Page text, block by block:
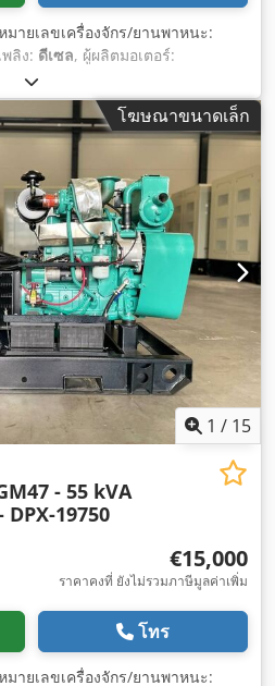
มายเลขเครื่องจักร/ยานพาหนะ:
ลิง: ดีเซล, ผู้ผลิตมอเตอร์:
โฆษณาขนาดเล็ก
1 / 15
- 55 kVA
19750
€15,000
ราคาคงที่ ยังไม่รวมภาษีมูลค่าเพิ่ม
โทร
มายเลขเครื่องจักร/ยานพาหนะ: